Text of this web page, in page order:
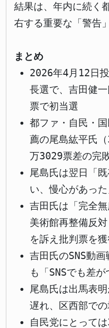
結果は、年内に続く
右する重要な「警告
まとめ
2026年4月12日
長選で、吉田健
票で初当選
都ファ・自民・
薦の尾島紘平氏
万3029票差の完
尾島氏は翌日「
い、慢心があっ
吉田氏は「完全
美術館再整備反
を訴え批判票を
吉田氏のSNS動
も「SNSでも差
尾島氏は出馬表
遅れ、区西部で
自民党にとって